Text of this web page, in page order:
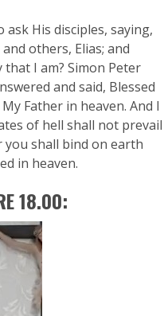
His disciples, saying,
others, Elias; and
I am? Simon Peter
and said, Blessed
Father in heaven. And I
of hell shall not prevail
you shall bind on earth
in heaven.
18.00: